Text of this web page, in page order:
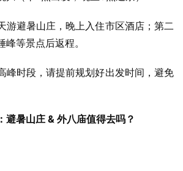
避暑山庄，晚上入住市区酒店；第二
等景点后返程。
时段，请提前规划好出发时间，避免
避暑山庄 & 外八庙值得去吗？